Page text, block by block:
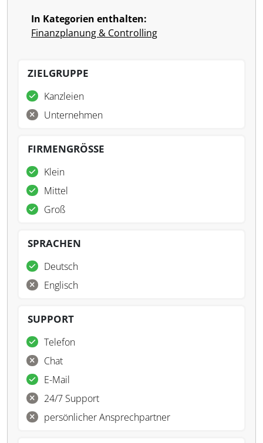
In Kategorien enthalten:
Finanzplanung & Controlling
ZIELGRUPPE
Kanzleien
Unternehmen
FIRMENGRÖSSE
Klein
Mittel
Groß
SPRACHEN
Deutsch
Englisch
SUPPORT
Telefon
Chat
E-Mail
24/7 Support
persönlicher Ansprechpartner